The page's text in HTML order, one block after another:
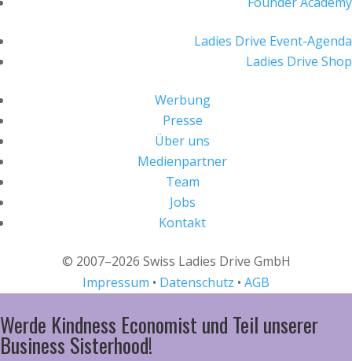
Ladies Drive Event-Agenda
Ladies Drive Shop
Werbung
Presse
Über uns
Medienpartner
Team
Jobs
Kontakt
© 2007–2026 Swiss Ladies Drive GmbH
Impressum • Datenschutz • AGB
Werde Kindness Economist und Teil unserer
Business Sisterhood!